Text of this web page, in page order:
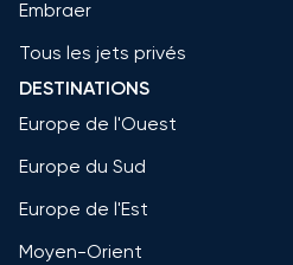
Embraer
Tous les jets privés
DESTINATIONS
Europe de l'Ouest
Europe du Sud
Europe de l'Est
Moyen-Orient